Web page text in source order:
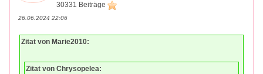
30331 Beiträge
26.06.2024 22:06
Zitat von Marie2010:
Zitat von Chrysopelea: